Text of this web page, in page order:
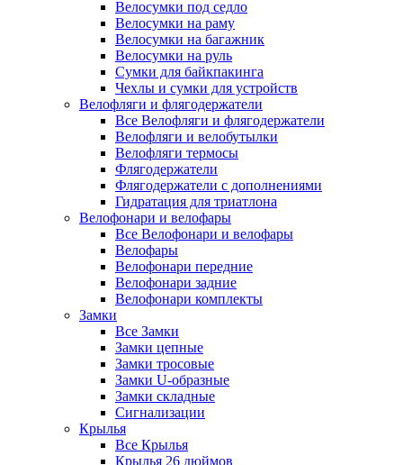
Велосумки под седло
Велосумки на раму
Велосумки на багажник
Велосумки на руль
Сумки для байкпакинга
Чехлы и сумки для устройств
Велофляги и флягодержатели
Все Велофляги и флягодержатели
Велофляги и велобутылки
Велофляги термосы
Флягодержатели
Флягодержатели с дополнениями
Гидратация для триатлона
Велофонари и велофары
Все Велофонари и велофары
Велофары
Велофонари передние
Велофонари задние
Велофонари комплекты
Замки
Все Замки
Замки цепные
Замки тросовые
Замки U-образные
Замки складные
Сигнализации
Крылья
Все Крылья
Крылья 26 дюймов